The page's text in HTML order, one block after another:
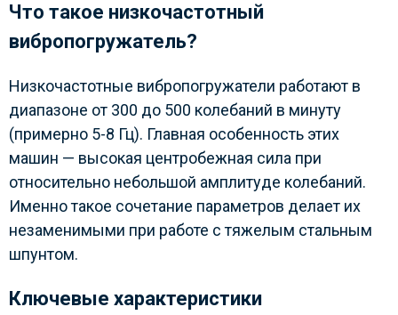
Что такое низкочастотный
вибропогружатель?
Низкочастотные вибропогружатели работают в
диапазоне от 300 до 500 колебаний в минуту
(примерно 5-8 Гц). Главная особенность этих
машин — высокая центробежная сила при
относительно небольшой амплитуде колебаний.
Именно такое сочетание параметров делает их
незаменимыми при работе с тяжелым стальным
шпунтом.
Ключевые характеристики